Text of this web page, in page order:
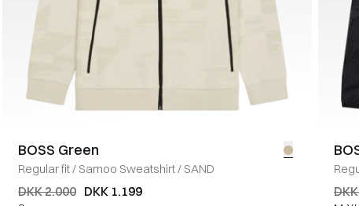
BOSS Green
Regular fit/ Samoo Sweatshirt/ SAND
DKK 2.000 DKK 1.199